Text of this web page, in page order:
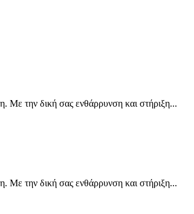
Με την δική σας ενθάρρυνση και στήριξη...
Με την δική σας ενθάρρυνση και στήριξη...